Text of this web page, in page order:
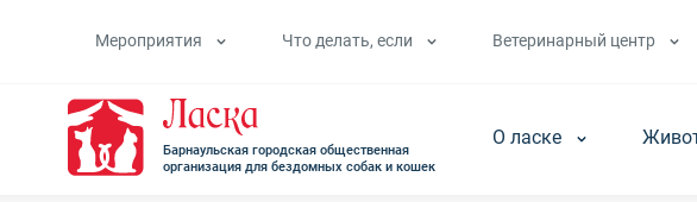
Мероприятия Что делать, если Ветеринарный центр
Барнаульская городская общественная
организация для бездомных собак и кошек
О ласке